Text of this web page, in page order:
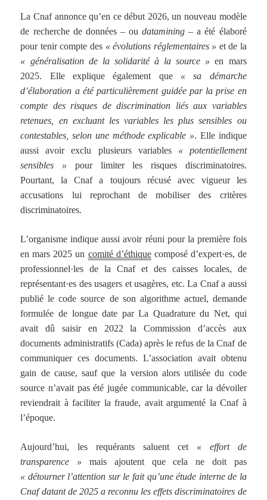
La Cnaf annonce qu’en ce début 2026, un nouveau modèle
de recherche de données – oudatamining – a été élaboré
pour tenir compte des « évolutions réglementaires » et de la
« généralisation de la solidarité à la source » en mars
2025. Elle explique également que « sa démarche
d’élaboration a été particulièrement guidée par la prise en
compte des risques de discrimination liés aux variables
retenues, en excluant les variables les plus sensibles ou
contestables, selon une méthode explicable ». Elle indique
aussi avoir exclu plusieurs variables « potentiellement
sensibles » pour limiter les risques discriminatoires.
Pourtant, la Cnaf a toujours récusé avec vigueur les
accusations lui reprochant de mobiliser des critères
discriminatoires.
L’organisme indique aussi avoir réuni pour la première fois
en mars 2025 un comité d’éthiquecomposé d’expert·es, de
professionnel·les de la Cnaf et des caisses locales, de
représentant·es des usagers et usagères, etc. La Cnaf a aussi
publié le code source de son algorithme actuel, demande
formulée de longue date par La Quadrature du Net, qui
avait dû saisir en 2022 la Commission d’accès aux
documents administratifs (Cada) après le refus de la Cnaf de
communiquer ces documents. L’association avait obtenu
gain de cause, sauf que la version alors utilisée du code
source n’avait pas été jugée communicable, car la dévoiler
reviendrait à faciliter la fraude, avait argumenté la Cnaf à
l’époque.
Aujourd’hui, les requérants saluent cet « effort de
transparence » mais ajoutent que cela ne doit pas
« détourner l’attention sur le fait qu’une étude interne de la
Cnaf datant de 2025 a reconnu les effets discriminatoires de